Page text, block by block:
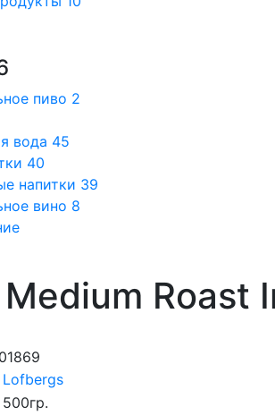
пиво 2
вода 45
40
напитки 39
вино 8
Roast
Lofbergs
500гр.